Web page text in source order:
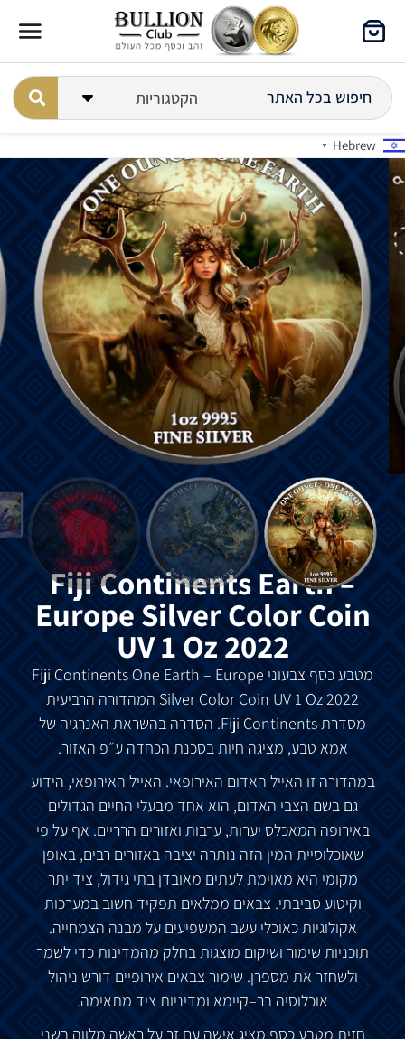
Hebrew
▼
Fiji Continents Earth –
Europe Silver Color Coin
UV 1 Oz 2022
מטבעכסף צבעוני Fiji Continents One Earth – Europe
Silver Color Coin UV 1 Oz 2022 המהדורה הרביעית
מסדרת
הסדרה בהשראת האנרגיה של
אמא טבע, מציגה חיותבסכנת הכחדה ע״פ האזור.
במהדורה זו האייל האדום האירופאי. האייל האירופאי, הידוע
גם בשם הצבי האדום, הוא אחד מבעלי החיים הגדולים
באירופה המאכלס יערות,ערבות ואזורים הרריים. אף על פי
שאוכלוסיית המין הזה נותרה יציבה באזורים רבים,באופן
מקומי היא מאוימתלעתים מאובדן בתי גידול,ציד יתר
וקיטוע סביבתי. צבאים ממלאים תפקיד חשוב במערכות
אקולוגיותכאוכלי עשב המשפיעים על מבנה הצמחייה.
תוכניות שימור ושיקום מוצגותבחלק מהמדינותכדי לשמר
ולשחזר את מספרן. שימור צבאים אירופיים דורש ניהול
אוכלוסיה בר–קיימא ומדיניותציד מתאימה.
חזית מטבעכסף מציג אישה עם זרעל ראשה מלווה בשני